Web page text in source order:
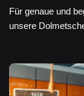
Für genaue und
unsere